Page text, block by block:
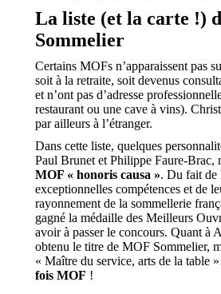
La liste (et la carte !)
Sommelier
Certains MOFs n’apparaissent pas
soit à la retraite, soit devenus
et n’ont pas d’adresse
restaurant ou une cave à vins).
par ailleurs à l’étranger.
Dans cette liste, quelques
Paul Brunet et Philippe Faure-Brac,
MOF « honoris causa ». Du fait de
exceptionnelles compétences et de
rayonnement de la sommellerie
gagné la médaille des Meilleurs
avoir à passer le concours. Quant à
obtenu le titre de MOF Sommelier,
« Maître du service, arts de la table
fois MOF !